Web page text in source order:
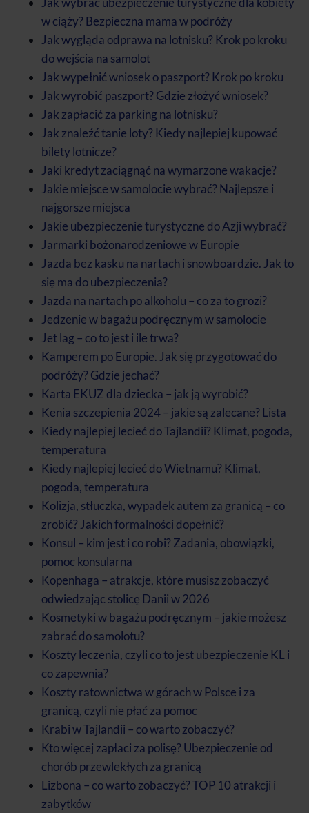
w ciąży? Bezpieczna mama w podróży
Jak wygląda odprawa na lotnisku? Krok po kroku
do wejścia na samolot
Jak wypełnić wniosek o paszport? Krok po kroku
Jak wyrobić paszport? Gdzie złożyć wniosek?
Jak zapłacić za parking na lotnisku?
Jak znaleźć tanie loty? Kiedy najlepiej kupować
bilety lotnicze?
Jaki kredyt zaciągnąć na wymarzone wakacje?
Jakie miejsce w samolocie wybrać? Najlepsze i
najgorsze miejsca
Jakie ubezpieczenie turystyczne do Azji wybrać?
Jarmarki bożonarodzeniowe w Europie
Jazda bez kasku na nartach i snowboardzie. Jak to
się ma do ubezpieczenia?
Jazda na nartach po alkoholu – co za to grozi?
Jedzenie w bagażu podręcznym w samolocie
Jet lag – co to jest i ile trwa?
Kamperem po Europie. Jak się przygotować do
podróży? Gdzie jechać?
Karta EKUZ dla dziecka – jak ją wyrobić?
Kenia szczepienia 2024 – jakie są zalecane? Lista
Kiedy najlepiej lecieć do Tajlandii? Klimat, pogoda,
temperatura
Kiedy najlepiej lecieć do Wietnamu? Klimat,
pogoda, temperatura
Kolizja, stłuczka, wypadek autem za granicą – co
zrobić? Jakich formalności dopełnić?
Konsul – kim jest i co robi? Zadania, obowiązki,
pomoc konsularna
Kopenhaga – atrakcje, które musisz zobaczyć
odwiedzając stolicę Danii w 2026
Kosmetyki w bagażu podręcznym – jakie możesz
zabrać do samolotu?
Koszty leczenia, czyli co to jest ubezpieczenie KL i
co zapewnia?
Koszty ratownictwa w górach w Polsce i za
granicą, czyli nie płać za pomoc
Krabi w Tajlandii – co warto zobaczyć?
Kto więcej zapłaci za polisę? Ubezpieczenie od
chorób przewlekłych za granicą
Lizbona – co warto zobaczyć? TOP 10 atrakcji i
zabytków